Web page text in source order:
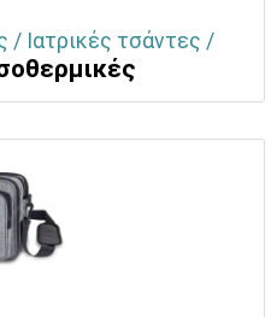
/ Ιατρικές τσάντες /